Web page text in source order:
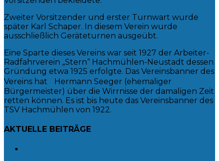
Zweiter Vorsitzender und erster Turnwart wurde
später Karl Schaper. In diesem Verein wurde
ausschließlich Geräteturnen ausgeübt.
Eine Sparte dieses Vereins war seit 1927 der Arbeiter-
Radfahrverein „Stern“ Hachmühlen-Neustadt dessen
Gründung etwa 1925 erfolgte. Das Vereinsbanner des
Vereins hat Hermann Seeger (ehemaliger
Bürgermeister) über die Wirrnisse der damaligen Zeit
retten können. Es ist bis heute das Vereinsbanner des
TSV Hachmühlen von 1922.
AKTUELLE BEITRÄGE